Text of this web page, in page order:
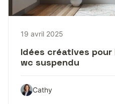
19 avril 2025
Idées créatives pour
wc suspendu
Cathy